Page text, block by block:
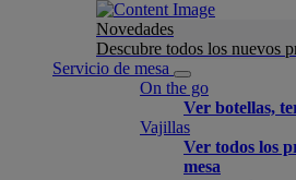
Novedades
Descubre todos los nuevos
Servicio de mesa
On the go
Ver botellas,
Vajillas
Ver todos los
mesa